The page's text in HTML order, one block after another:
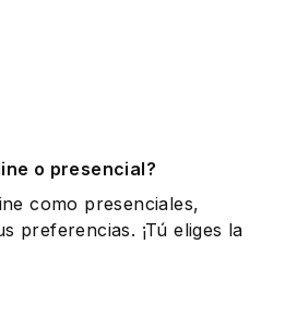
o presencial?
como presenciales,
preferencias. ¡Tú eliges la